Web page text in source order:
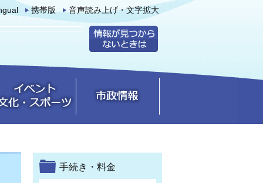
携帯版 音声読み上げ・文字拡大
手続き・料金